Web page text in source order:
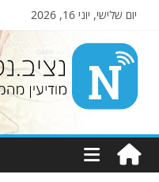
יום שלישי, יוני 16, 2026
Nziv.net
מודיעין
מהמקורות